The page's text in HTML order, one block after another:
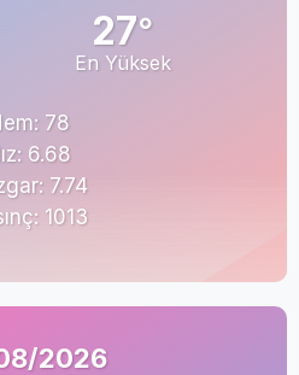
27°
En Yüksek
78
6.68
7.74
1013
2026